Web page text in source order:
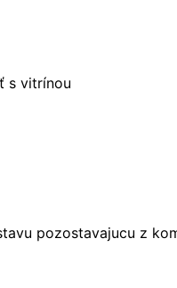
s vitrínou
pozostavajucu z